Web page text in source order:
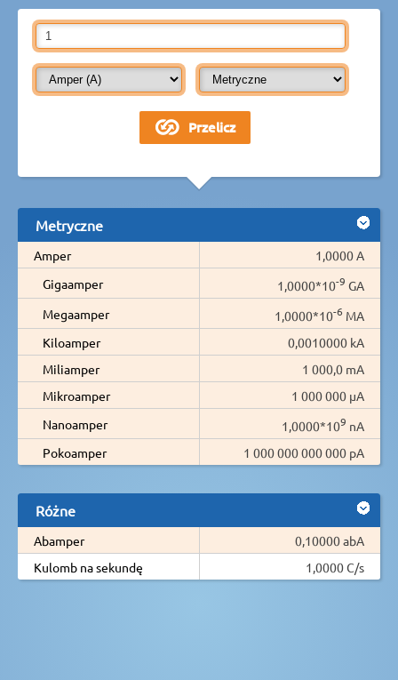
Metryczne
Amper
1,0000 A
Gigaamper
1,0000*10-9 GA
Megaamper
1,0000*10-6 MA
Kiloamper
0,0010000 kA
Miliamper
1 000,0 mA
Mikroamper
1 000 000 µA
Nanoamper
1,0000*109 nA
Pokoamper
1 000 000 000 000 pA
Różne
Abamper
0,10000 abA
Kulomb na sekundę
1,0000 C/s